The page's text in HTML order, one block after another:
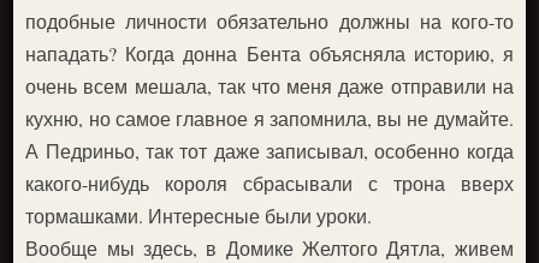
подобные личности обязательно должны на кого-то
нападать? Когда донна Бента объясняла историю, я
очень всем мешала, так что меня даже отправили на
кухню, но самое главное я запомнила, вы не думайте.
А Педриньо, так тот даже записывал, особенно когда
какого-нибудь короля сбрасывали с трона вверх
тормашками. Интересные были уроки.
Вообще мы здесь, в Домике Желтого Дятла, живем